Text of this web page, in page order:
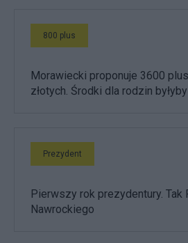
800 plus
Morawiecki proponuje 3600
złotych. Środki dla rodzin
Prezydent
Pierwszy rok prezydentury. Tak
Nawrockiego